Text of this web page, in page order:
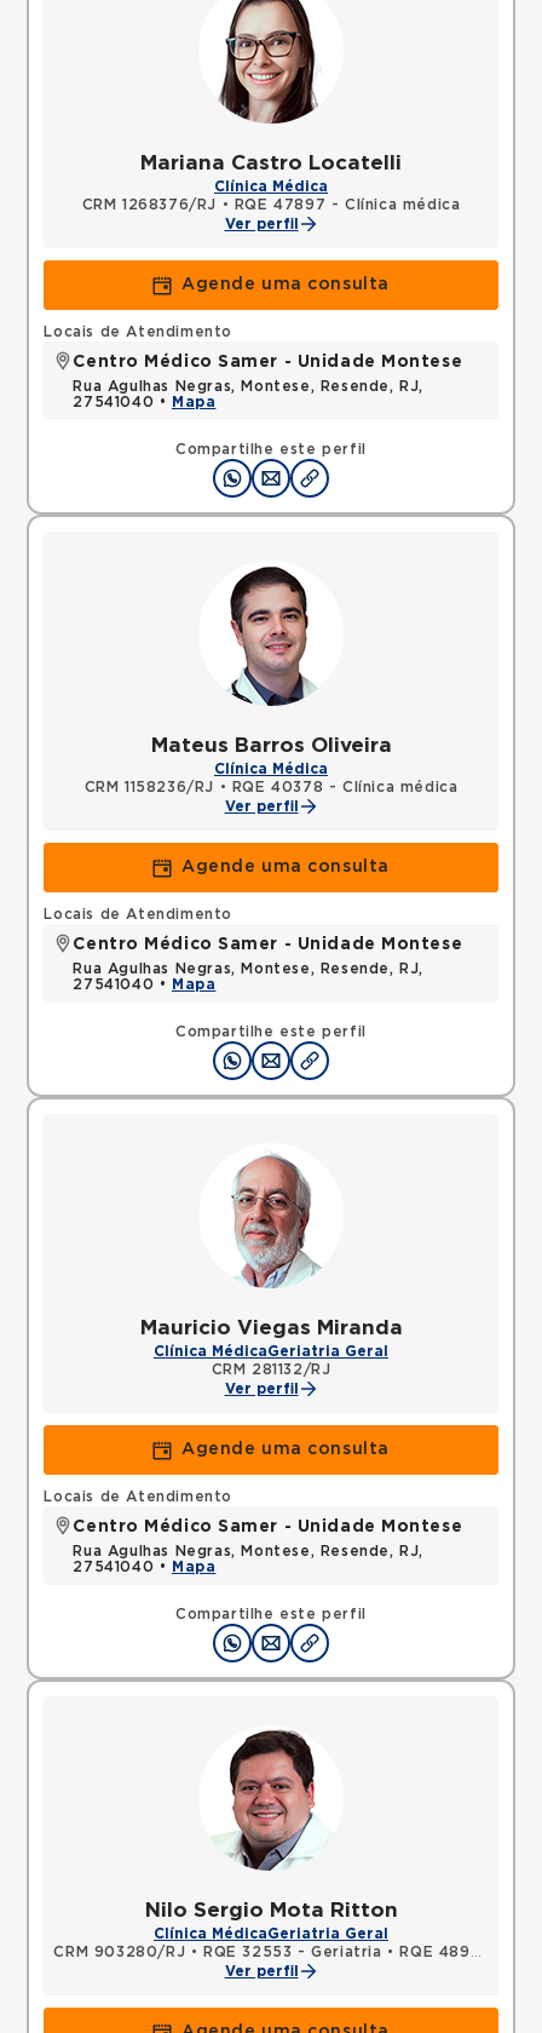
Mariana Castro Locatelli
Clínica Médica
CRM 1268376/RJ •
RQE 47897 - Clínica médica
Ver perfil
Agende uma consulta
Compartilhe este perfil
Locais de Atendimento
Centro Médico Samer - Unidade Montese
Rua Agulhas Negras, Montese, Resende, RJ,
27541040 •
Mapa
Mateus Barros Oliveira
Clínica Médica
CRM 1158236/RJ •
RQE 40378 - Clínica médica
Ver perfil
Agende uma consulta
Compartilhe este perfil
Locais de Atendimento
Centro Médico Samer - Unidade Montese
Rua Agulhas Negras, Montese, Resende, RJ,
27541040 •
Mapa
Mauricio Viegas Miranda
Clínica MédicaGeriatria Geral
CRM 281132/RJ
Ver perfil
Agende uma consulta
Compartilhe este perfil
Locais de Atendimento
Centro Médico Samer - Unidade Montese
Rua Agulhas Negras, Montese, Resende, RJ,
27541040 •
Mapa
Nilo Sergio Mota Ritton
Clínica MédicaGeriatria Geral
CRM 903280/RJ • RQE 32553 - Geriatria •
RQE 48984 - Medicina do tráfego
Ver perfil